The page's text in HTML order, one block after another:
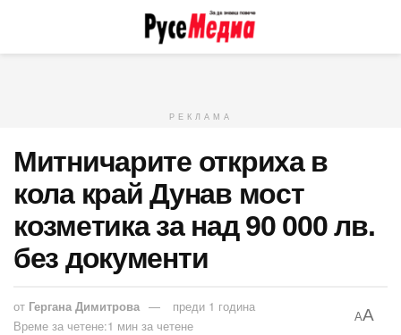
РЕКЛАМА
Митничарите откриха в
кола край Дунав мост
козметика за над 90 000 лв.
без документи
от Гергана Димитрова
преди 1 година
Време за четене:1 мин за четене
AA